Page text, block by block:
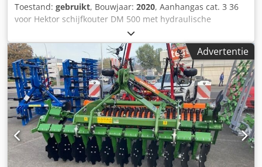
Toestand: gebruikt, Bouwjaar: 2020, Aanhangas cat. 3 36
voor Hektor schijfkouter DM 500 met hydraulische
steenbeveiliging / zware voorschar G1 instelbaar, LED-
verlichting achter, markering vooraan / diefstalbeveiliging
typegoedkeuring-EU 40 km/u – volledige wentelploeg voor
aanhanger – RH 82 / uitbreidbaar Dsdpfxjthk U Ts Aqpsck
Advertentie